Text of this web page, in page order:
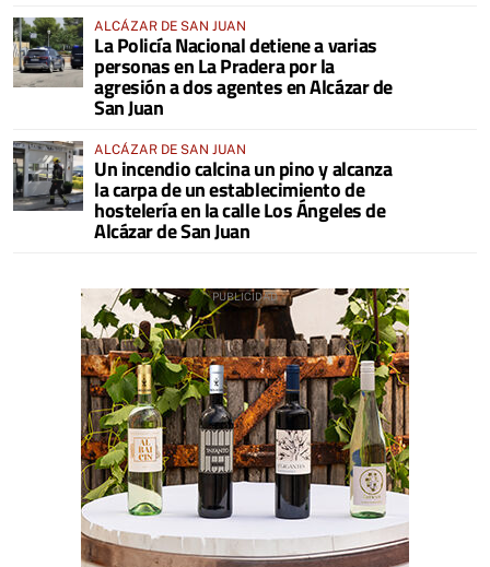
ALCÁZAR DE SAN JUAN
La Policía Nacional detiene a varias
personas en La Pradera por la
agresión a dos agentes en Alcázar de
San Juan
ALCÁZAR DE SAN JUAN
Un incendio calcina un pino y alcanza
la carpa de un establecimiento de
hostelería en la calle Los Ángeles de
Alcázar de San Juan